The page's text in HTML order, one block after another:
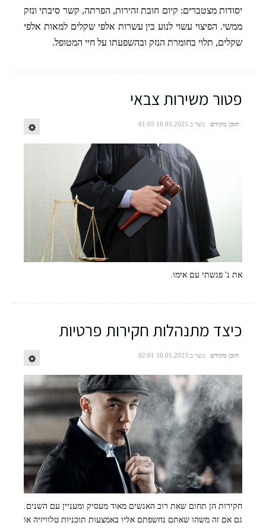
יסודות מצטברים: קיום חובת זהירות, הפרתה, קשר סיבתי ונזק
ממשי. הפיצוי עשוי לנוע בין עשרות אלפי שקלים למאות אלפי
שקלים, תלוי בחומרת הנזק ובהשפעתו על חיי המטופל.
פטור משירות צבאי
תוכן מקודם נוצר ב 18.05.2025 01:05
freepik
את נ' פגשתי עם אימו.
כיצד מתנהלות חקירות פרטיות
תוכן מקודם נוצר ב 10.01.2023 02:01
חקירות הן תחום שאת רוב האנשים מאוד מעסיק ומעניין עם השנים.
גם אם זה משהו שאתם נחשפתם אליו באמצעות תוכניות טלוויזיה או